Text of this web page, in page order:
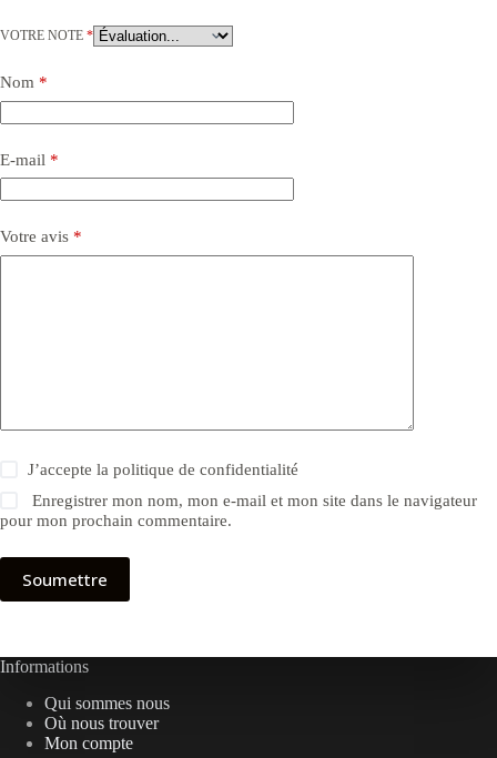
VOTRE NOTE *
Nom *
E-mail *
Votre avis *
J’accepte lapolitique de confidentialité
Enregistrer mon nom, mon e-mail et mon site dans le navigateur
pour mon prochain commentaire.
Soumettre
Informations
Qui sommes nous
Où nous trouver
Mon compte